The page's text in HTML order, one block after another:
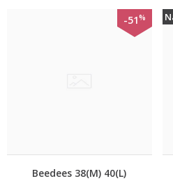
-51%
Beedees 38(M) 40(L)